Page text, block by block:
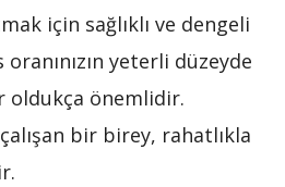
için sağlıklı ve dengeli
yeterli düzeyde
oldukça önemlidir.
bir birey, rahatlıkla